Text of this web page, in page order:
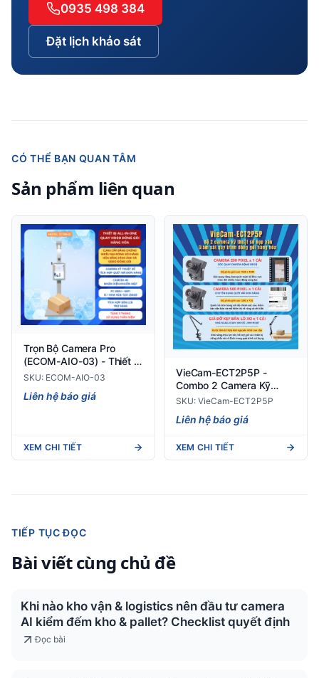
0935 498 384
Đặt lịch khảo sát
CÓ THỂ BẠN QUAN TÂM
Sản phẩm liên quan
Trọn Bộ Camera Pro
(ECOM-AIO-03) - Thiết bị
giám sát đóng hàng hiện
SKU: ECOM-AIO-03
Liên hệ báo giá
XEM CHI TIẾT
VieCam-ECT2P5P -
Combo 2 Camera Kỹ
Thuật Số Kẹp Bàn Giám
Hàng Hóa
SKU: VieCam-ECT2P5P
Liên hệ báo giá
XEM CHI TIẾT
TIẾP TỤC ĐỌC
Bài viết cùng chủ đề
Khi nào kho vận & logistics nên đầu tư camera
AI kiểm đếm kho & pallet? Checklist quyết định
Đọc bài